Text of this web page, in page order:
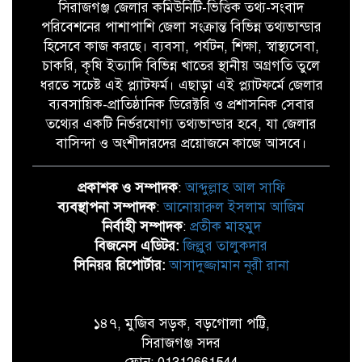
সিরাজগঞ্জ জেলার কমিউনিটি-ভিত্তিক তথ্য-সংবাদ
পরিবেশনের পাশাপাশি জেলা সংক্রান্ত বিভিন্ন তথ্যভান্ডার
হিসেবে কাজ করছে। ব্যবসা, পর্যটন, শিক্ষা, স্বাস্থ্যসেবা,
চাকরি, কৃষি ইত্যাদি বিভিন্ন খাতের স্থানীয় অগ্রগতি তুলে
ধরতে সচেষ্ট এই প্ল্যাটফর্ম। এছাড়া এই প্ল্যাটফর্মে জেলার
ব্যবসায়িক-প্রাতিষ্ঠানিক ডিরেক্টরি ও প্রশাসনিক সেবার
তথ্যের একটি নির্ভরযোগ্য তথ্যভান্ডার হবে, যা জেলার
বাসিন্দা ও অংশীদারদের প্রয়োজনে কাজে আসবে।
প্রকাশক ও সম্পাদক:আব্দুল্লাহ আল সাফি
ব্যবস্থাপনা সম্পাদক:আনোয়ারুল ইসলাম আজিম
নির্বাহী সম্পাদক: প্রতীক মাহমুদ
বিজনেস এডিটর: জিল্লুর তালুকদার
সিনিয়র রিপোর্টার: আসাদুজ্জামান নূরী রানা
১৪৭, মুজিব সড়ক, বড়গোলা পট্টি,
সিরাজগঞ্জ সদর